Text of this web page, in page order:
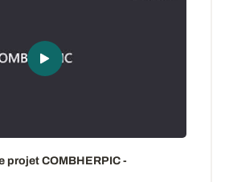
projet COMBHERPIC -